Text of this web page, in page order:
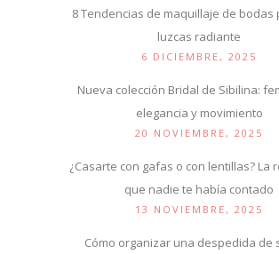
8 Tendencias de maquillaje de bodas
luzcas radiante
6 DICIEMBRE, 2025
Nueva colección Bridal de Sibilina:
elegancia y movimiento
20 NOVIEMBRE, 2025
¿Casarte con gafas o con lentillas? La
que nadie te había contado
13 NOVIEMBRE, 2025
Cómo organizar una despedida de